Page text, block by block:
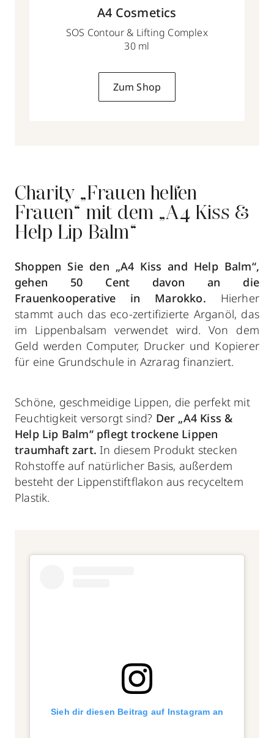
A4 Cosmetics
SOS Contour & Lifting Complex
30 ml
Zum Shop
Charity „Frauen helfen
Frauen“ mit dem „A4 Kiss &
Help Lip Balm“
Shoppen Sie den „A4 Kiss and Help Balm“,
gehen 50 Cent davon an die
Frauenkooperative in Marokko. Hierher
stammt auch das eco-zertifizierte Arganöl, das
im Lippenbalsam verwendet wird. Von dem
Geld werden Computer, Drucker und Kopierer
für eine Grundschule in Azrarag finanziert.
Schöne, geschmeidige Lippen, die perfekt mit
Feuchtigkeit versorgt sind? Der „A4 Kiss &
Help Lip Balm“ pflegt trockene Lippen
traumhaft zart. In diesem Produkt stecken
Rohstoffe auf natürlicher Basis, außerdem
besteht der Lippenstiftflakon aus recyceltem
Plastik.
Sieh dir diesen Beitrag auf Instagram an